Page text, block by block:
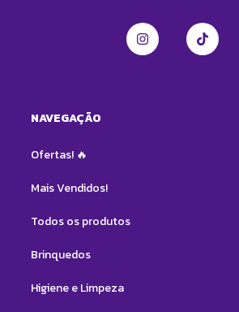
NAVEGAÇÃO
Ofertas! 🔥
Mais Vendidos!
Todos os produtos
Brinquedos
Higiene e Limpeza